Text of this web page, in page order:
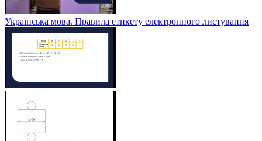
Українська мова. Правила етикету електронного листування